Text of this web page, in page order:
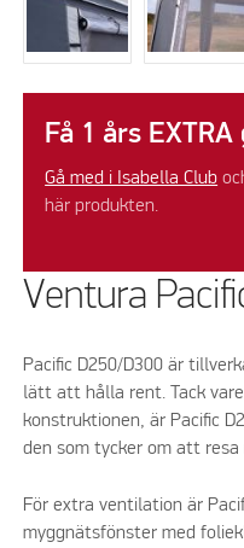
Få 1 års
Gå med i Isabella Club
här produkten.
Ventura
Pacific D250/D300 är
lätt att hålla rent. Tack
konstruktionen, är Pacific
den som tycker om att resa
För extra ventilation är
myggnätsfönster med